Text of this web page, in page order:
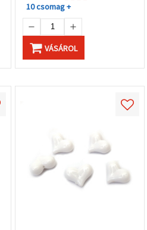
10 csomag +
VÁSÁROL